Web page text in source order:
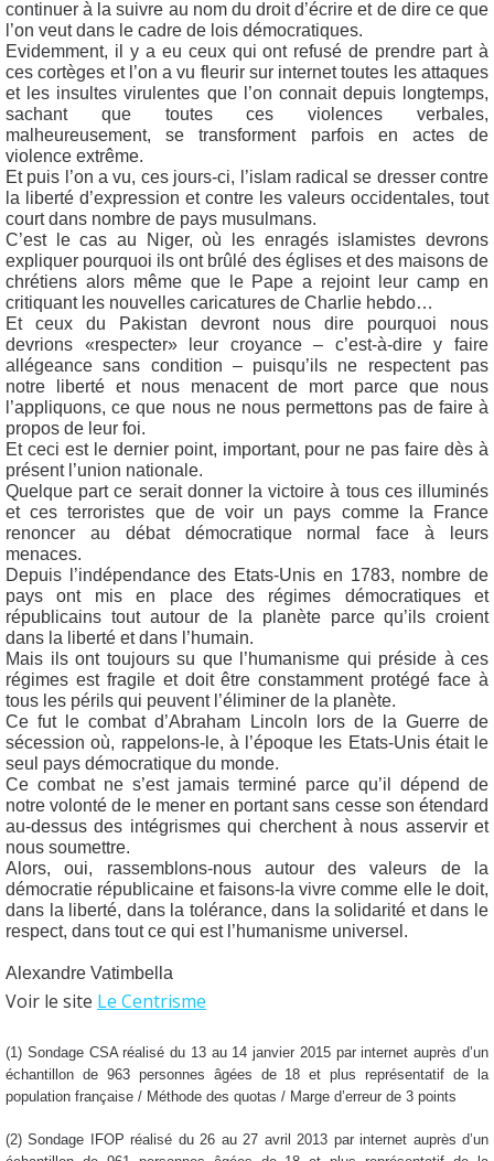
continuer à la suivre au nom du droit d’écrire et de dire ce que
l’on veut dans le cadre de lois démocratiques.
Evidemment, il y a eu ceux qui ont refusé de prendre part à
ces cortèges et l’on a vu fleurir sur internet toutes les attaques
et les insultes virulentes que l’on connait depuis longtemps,
sachant que toutes ces violences verbales,
malheureusement, se transforment parfois en actes de
violence extrême.
Et puis l’on a vu, ces jours-ci, l’islam radical se dresser contre
la liberté d’expression et contre les valeurs occidentales, tout
court dans nombre de pays musulmans.
C’est le cas au Niger, où les enragés islamistes devrons
expliquer pourquoi ils ont brûlé des églises et des maisons de
chrétiens alors même que le Pape a rejoint leur camp en
critiquant les nouvelles caricatures de Charlie hebdo…
Et ceux du Pakistan devront nous dire pourquoi nous
devrions «respecter» leur croyance – c’est-à-dire y faire
allégeance sans condition – puisqu’ils ne respectent pas
notre liberté et nous menacent de mort parce que nous
l’appliquons, ce que nous ne nous permettons pas de faire à
propos de leur foi.
Et ceci est le dernier point, important, pour ne pas faire dès à
présent l’union nationale.
Quelque part ce serait donner la victoire à tous ces illuminés
et ces terroristes que de voir un pays comme la France
renoncer au débat démocratique normal face à leurs
menaces.
Depuis l’indépendance des Etats-Unis en 1783, nombre de
pays ont mis en place des régimes démocratiques et
républicains tout autour de la planète parce qu’ils croient
dans la liberté et dans l’humain.
Mais ils ont toujours su que l’humanisme qui préside à ces
régimes est fragile et doit être constamment protégé face à
tous les périls qui peuvent l’éliminer de la planète.
Ce fut le combat d’Abraham Lincoln lors de la Guerre de
sécession où, rappelons-le, à l’époque les Etats-Unis était le
seul pays démocratique du monde.
Ce combat ne s’est jamais terminé parce qu’il dépend de
notre volonté de le mener en portant sans cesse son étendard
au-dessus des intégrismes qui cherchent à nous asservir et
nous soumettre.
Alors, oui, rassemblons-nous autour des valeurs de la
démocratie républicaine et faisons-la vivre comme elle le doit,
dans la liberté, dans la tolérance, dans la solidarité et dans le
respect, dans tout ce qui est l’humanisme universel.
Alexandre Vatimbella
Voir le site Le Centrisme
(1) Sondage CSA réalisé du 13 au 14 janvier 2015 par internet auprès d’un
échantillon de 963 personnes âgées de 18 et plus représentatif de la
population française / Méthode des quotas / Marge d’erreur de 3 points
(2) Sondage IFOP réalisé du 26 au 27 avril 2013 par internet auprès d’un